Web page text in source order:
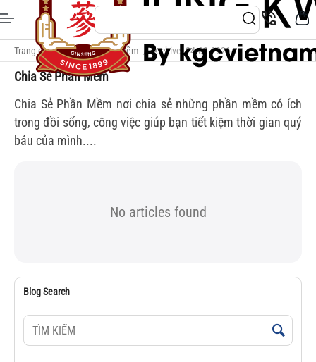
Trang chủ / Chia Sẻ Phần Mềm / Archive: 24.03.2026
Chia Sẻ Phần Mềm
Chia Sẻ Phần Mềm nơi chia sẻ những phần mềm có ích
trong đồi sống, công việc giúp bạn tiết kiệm thời gian quý
báu của mình....
No articles found
Blog Search